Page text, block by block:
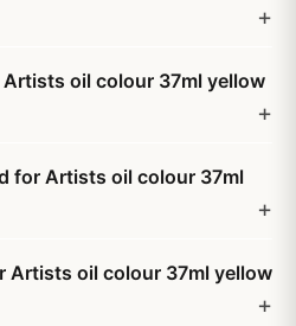
oil colour 37ml yellow
for Artists oil colour 37ml
Artists oil colour 37ml yellow